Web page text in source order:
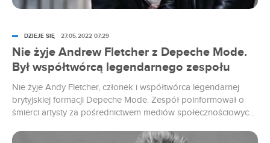
Nie żyje Andrew Fletcher z Depeche Mode.
Był współtwórcą legendarnego zespołu
Nie żyje Andy Fletcher, członek i współtwórca legendarnej
brytyjskiej formacji Depeche Mode. Zespół poinformował o
śmierci artysty za pośrednictwem mediów społecznościowych.
DZIEJE SIĘ 27.05.2022 07:29